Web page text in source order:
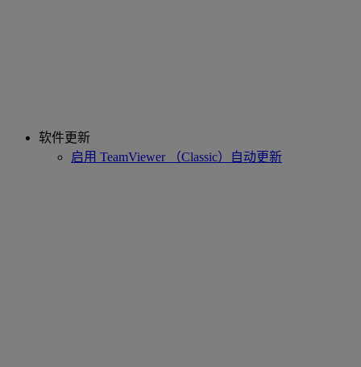
软件更新
启用 TeamViewer （Classic）自动更新